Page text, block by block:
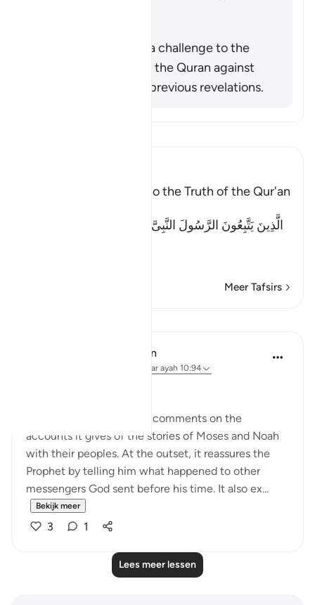
This verse is actually a challenge to the
disbelievers to check the Quran against
what remained from previous revelations.
Previous books Attest to the Truth of the Qur'an
الَّذِينَ يَتَّبِعُونَ الرَّسُولَ النَّبِىَّ الأُمِّىَّ الَّذِى يَجِدُونَهُ مَكْتُوبًا
Meer Tafsirs
In the Shade of the Quran
Verwijzen naar ayah 10:94
Now the surah begins its comments on the
accounts it gives of the stories of Moses and Noah
with their peoples. At the outset, it reassures the
Prophet by telling him what happened to other
messengers God sent before his time. It also ex...
Bekijk meer
3 1
Lees meer lessen